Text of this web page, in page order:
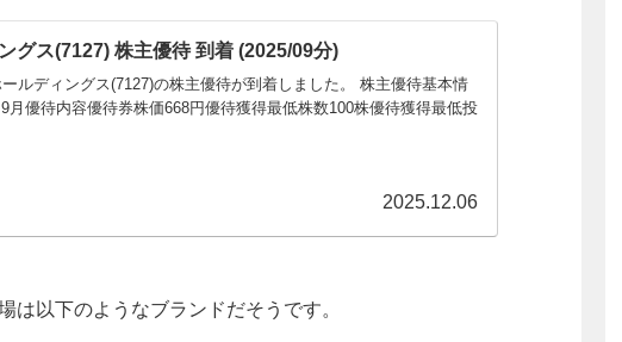
グス(7127) 株主優待 到着 (2025/09分)
ルディングス(7127)の株主優待が到着しました。 株主優待基本情
月優待内容優待券株価668円優待獲得最低株数100株優待獲得最低投
2025.12.06
は以下のようなブランドだそうです。